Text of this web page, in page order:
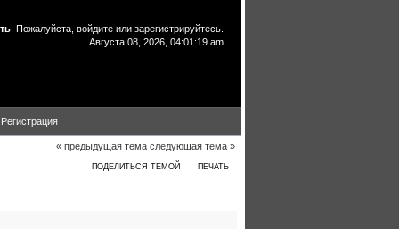
. Пожалуйста, войдите или зарегистрируйтесь
Августа 08, 2026, 04:01:19 am
Регистрация
« предыдущая тема следующая тема »
ПОДЕЛИТЬСЯ ТЕМОЙ ПЕЧАТЬ